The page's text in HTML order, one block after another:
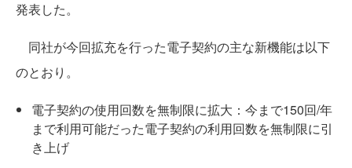
発表した。
同社が今回拡充を行った電子契約の主な新機能は以下
のとおり。
電子契約の使用回数を無制限に拡大：今まで150回/年
まで利用可能だった電子契約の利用回数を無制限に引
き上げ